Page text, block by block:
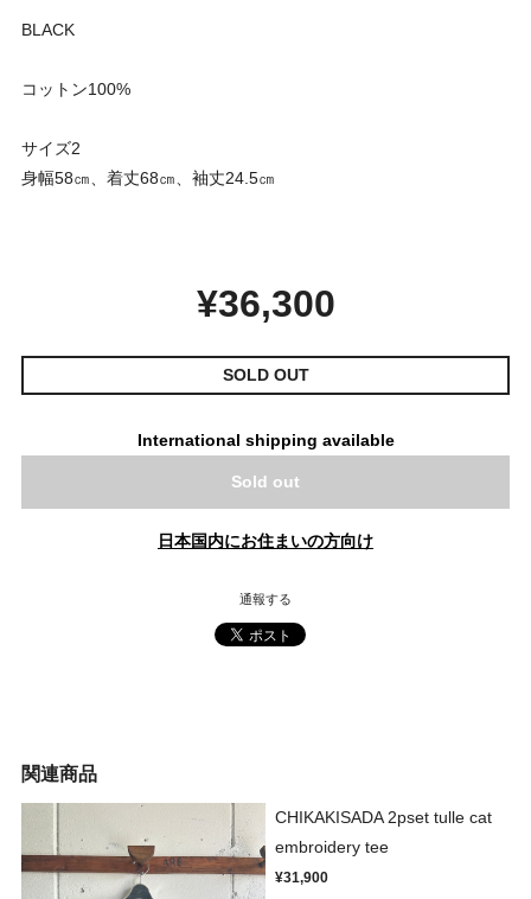
BLACK
コットン100%
サイズ2
身幅58㎝、着丈68㎝、袖丈24.5㎝
¥36,300
SOLD OUT
International shipping available
Sold out
日本国内にお住まいの方向け
通報する
関連商品
CHIKAKISADA 2pset tulle cat
embroidery tee
¥31,900